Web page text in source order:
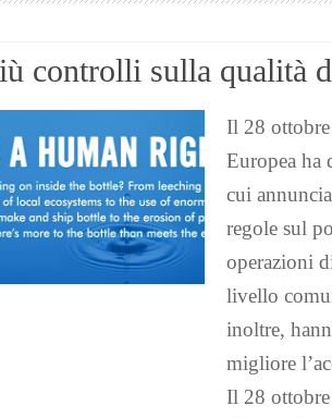
controlli sulla qualità
Il 28
Europea ha
cui
regole sul
operazioni
livello
inoltre,
migliore
Il 28